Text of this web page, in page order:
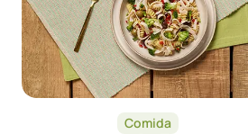
Comida